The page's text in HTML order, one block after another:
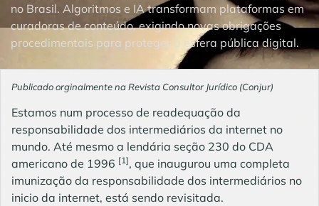
no Brasil. Algoritmos e IA transformam plataformas em
curadoras de conteúdo, exigindo novas obrigações
procedimentais para proteger a esfera pública digital.
Publicado orginalmente na Revista Consultor Jurídico (Conjur)
Estamos num processo de readequação da
responsabilidade dos intermediários da internet no
mundo. Até mesmo a lendária seção 230 do CDA
americano de 1996 [1], que inaugurou uma completa
imunização da responsabilidade dos intermediários no
inicio da internet, está sendo revisitada.